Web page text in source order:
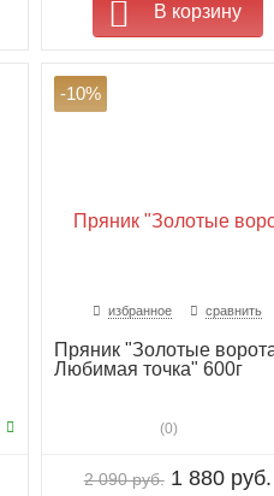
В корзину
-10%
избранное сравнить
Пряник "Золотые
Любимая точка" 600г
(0)
2 090 руб. 1 880 руб.